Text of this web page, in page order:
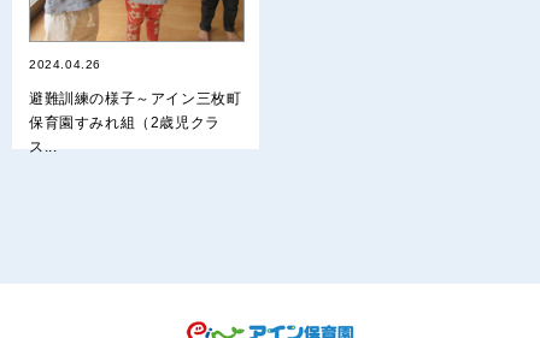
2024.04.26
避難訓練の様子～アイン三枚町
保育園すみれ組（2歳児クラ
ス...